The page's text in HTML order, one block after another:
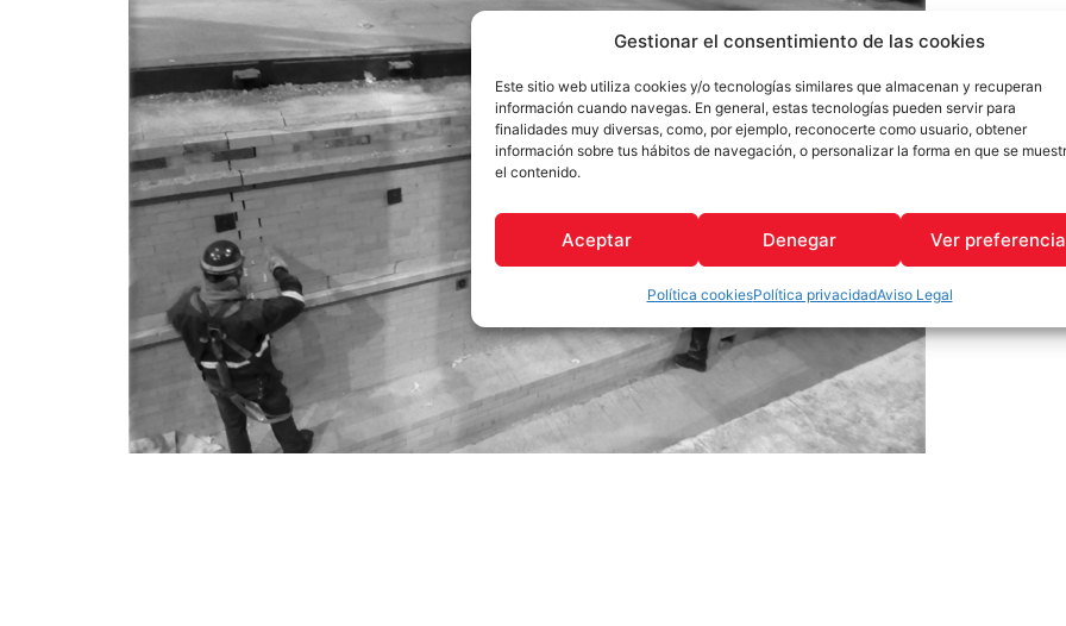
Gestionar el consentimiento de las cookies
Este sitio web utiliza cookies y/o tecnologías similares que almacenan y recuperan
información cuando navegas. En general, estas tecnologías pueden servir para
finalidades muy diversas, como, por ejemplo, reconocerte como usuario, obtener
información sobre tus hábitos de navegación, o personalizar la forma en que se
el contenido.
Aceptar Denegar Ver
Política cookiesPolítica privacidadAviso Legal